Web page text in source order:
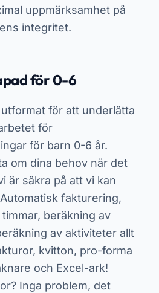
uppmärksamhet på
integritet.
för 0-6
för att underlätta
för
för barn 0-6 år.
om dina behov när det
är säkra på att vi kan
fakturering,
beräkning av
av aktiviteter allt
kvitton, pro-forma
och Excel-ark!
Inga problem, det